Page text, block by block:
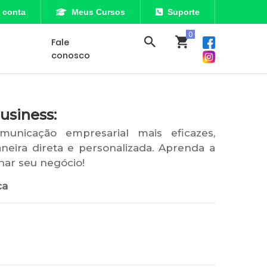
conta Meus Cursos Suporte
Fale
conosco
empresarial mais eficazes,
direta e personalizada. Aprenda a
seu negócio!